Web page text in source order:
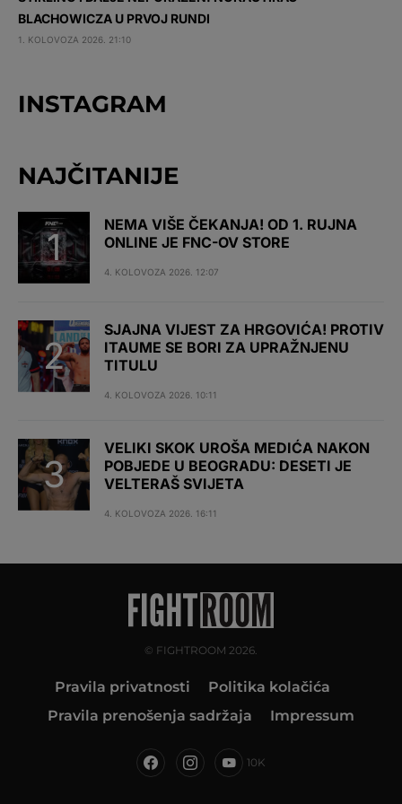
BLACHOWICZA U PRVOJ RUNDI
1. KOLOVOZA 2026. 21:10
INSTAGRAM
NAJČITANIJE
NEMA VIŠE ČEKANJA! OD 1. RUJNA
ONLINE JE FNC-OV STORE
4. KOLOVOZA 2026. 12:07
SJAJNA VIJEST ZA HRGOVIĆA! PROTIV
ITAUME SE BORI ZA UPRAŽNJENU
TITULU
4. KOLOVOZA 2026. 10:11
VELIKI SKOK UROŠA MEDIĆA NAKON
POBJEDE U BEOGRADU: DESETI JE
VELTERAŠ SVIJETA
4. KOLOVOZA 2026. 16:11
© FIGHTROOM 2026.
Pravila privatnosti
Politika kolačića
Pravila prenošenja sadržaja
Impressum
10K